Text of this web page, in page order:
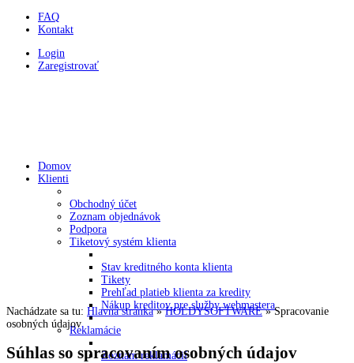
FAQ
Kontakt
Login
Zaregistrovať
Domov
Klienti
Obchodný účet
Zoznam objednávok
Podpora
Tiketový systém klienta
Stav kreditného konta klienta
Tikety
Prehľad platieb klienta za kredity
Nákup kreditov pre služby webmastera
Reklamácie
Zoznam reklamácií
Nachádzate sa tu: Hlavná stránka»HOLDYSOFTWARE»Spracovanie
osobných údajov
Súhlas so spracovaním osobných údajov